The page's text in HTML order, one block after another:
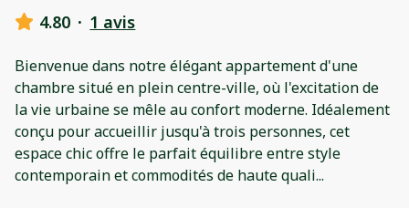
4.80 · 1 avis
Bienvenue dans notre élégant appartement d'une
chambre situé en plein centre-ville, où l'excitation de
la vie urbaine se mêle au confort moderne. Idéalement
conçu pour accueillir jusqu'à trois personnes, cet
espace chic offre le parfait équilibre entre style
contemporain et commodités de haute quali...